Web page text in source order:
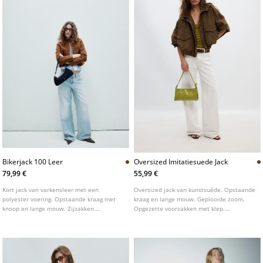
Bikerjack 100 Leer
79,99 €
Kort jack van varkensleer met een
polyester voering. Opstaande kraag met
knoop en lange mouw. Zijzakken.
Oversized Imitatiesuede Jack
55,99 €
Oversized jack van kunstsuède. Opstaande
kraag en lange mouw. Geplooide zoom.
Opgezette voorzakken met klep.